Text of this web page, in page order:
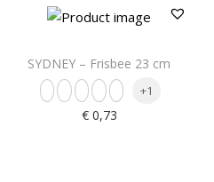
SYDNEY – Frisbee 23 cm
+1
€0,73